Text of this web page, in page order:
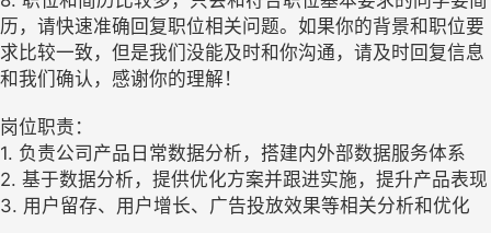
历，请快速准确回复职位相关问题。如果你的背景和职位要
求比较一致，但是我们没能及时和你沟通，请及时回复信息
和我们确认，感谢你的理解！
岗位职责：
1. 负责公司产品日常数据分析，搭建内外部数据服务体系
2. 基于数据分析，提供优化方案并跟进实施，提升产品表现
3. 用户留存、用户增长、广告投放效果等相关分析和优化